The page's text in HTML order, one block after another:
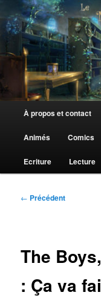
au
contenu
principalLe
principal
À propos et contact
Animés Comics
Ecriture Lecture
Navigation
← Précédent
The
: Ça va